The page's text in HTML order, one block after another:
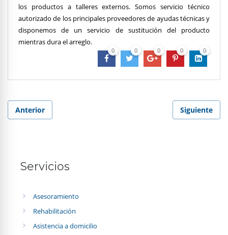
los productos a talleres externos. Somos servicio técnico
autorizado de los principales proveedores de ayudas técnicas y
disponemos de un servicio de sustitución del producto
mientras dura el arreglo.
0 0 0 0 0
Anterior Siguiente
Servicios
Asesoramiento
Rehabilitación
Asistencia a domicilio